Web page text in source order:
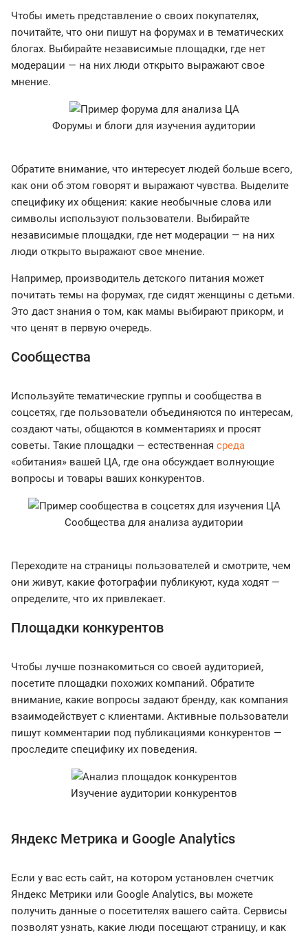
Чтобы иметь представление о своих покупателях,
почитайте, что они пишут на форумах и в тематических
блогах. Выбирайте независимые площадки, где нет
модерации — на них люди открыто выражают свое
мнение.
Форумы и блоги для изучения аудитории
Обратите внимание, что интересует людей больше всего,
как они об этом говорят и выражают чувства. Выделите
специфику их общения: какие необычные слова или
символы используют пользователи. Выбирайте
независимые площадки, где нет модерации — на них
люди открыто выражают свое мнение.
Например, производитель детского питания может
почитать темы на форумах, где сидят женщины с детьми.
Это даст знания о том, как мамы выбирают прикорм, и
что ценят в первую очередь.
Сообщества
Используйте тематические группы и сообщества в
соцсетях, где пользователи объединяются по интересам,
создают чаты, общаются в комментариях и просят
советы. Такие площадки — естественная среда
«обитания» вашей ЦА, где она обсуждает волнующие
вопросы и товары ваших конкурентов.
Сообщества для анализа аудитории
Переходите на страницы пользователей и смотрите, чем
они живут, какие фотографии публикуют, куда ходят —
определите, что их привлекает.
Площадки конкурентов
Чтобы лучше познакомиться со своей аудиторией,
посетите площадки похожих компаний. Обратите
внимание, какие вопросы задают бренду, как компания
взаимодействует с клиентами. Активные пользователи
пишут комментарии под публикациями конкурентов —
проследите специфику их поведения.
Изучение аудитории конкурентов
Яндекс Метрика и Google Analytics
Если у вас есть сайт, на котором установлен счетчик
Яндекс Метрики или Google Analytics, вы можете
получить данные о посетителях вашего сайта. Сервисы
позволят узнать, какие люди посещают страницу, и как